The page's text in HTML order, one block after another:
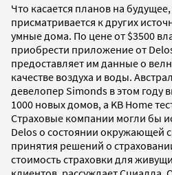
Что касается планов на
присматривается к других
умные дома. По цене от $3500
приобрести приложение от
предоставляет им данные о
качестве воздуха и воды.
девелопер Simonds в этом году
1000 новых домов, а KB Home
Страховые компании могли бы
Delos о состоянии окружающей
принятия решений о
стоимость страховки для